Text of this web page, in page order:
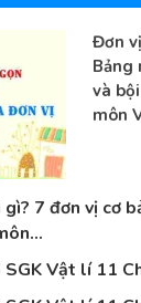
Đơn
Bảng
và
môn
7 đơn vị cơ
Vật lí 11